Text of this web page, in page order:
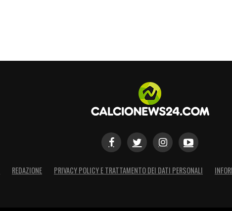
REDAZIONE PRIVACY POLICY E TRATTAMENTO DEI DATI PERSONALI